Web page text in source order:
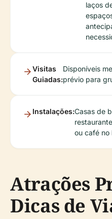
laços
Visitas
Guiadas:
Disponíveis
prévio para
Instalações:Casas de
ou café no
Atrações
Dicas de